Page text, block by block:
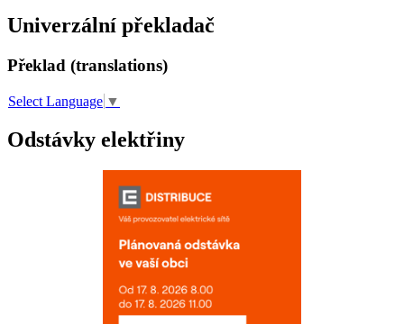
Univerzální překladač
Překlad (translations)
Select Language ▼
Odstávky elektřiny